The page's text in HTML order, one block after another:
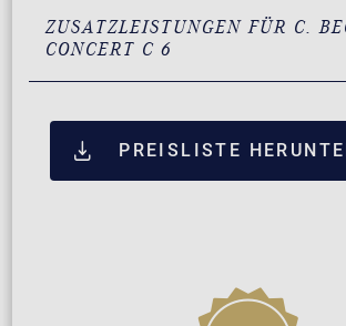
ZUSATZLEISTUNGEN FÜR C.
CONCERT C 6
PREISLISTE